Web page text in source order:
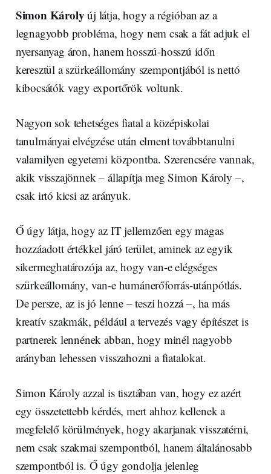
Simon Károly új látja, hogy a régióban az a
legnagyobb probléma, hogy nem csak a fát adjuk el
nyersanyag áron, hanem hosszú-hosszú időn
keresztül a szürkeállomány szempontjából is nettó
kibocsátók vagy exportőrök voltunk.
Nagyon sok tehetséges fiatal a középiskolai
tanulmányai elvégzése után elment továbbtanulni
valamilyen egyetemi központba. Szerencsére vannak,
akik visszajönnek – állapítja meg Simon Károly –,
csak irtó kicsi az arányuk.
Ő úgy látja, hogy az IT jellemzően egy magas
hozzáadott értékkel járó terület, aminek az egyik
sikermeghatározója az, hogy van-e elégséges
szürkeállomány, van-e humánerőforrás-utánpótlás.
De persze, az is jó lenne – teszi hozzá –, ha más
kreatív szakmák, például a tervezés vagy építészet is
partnerek lennének abban, hogy minél nagyobb
arányban lehessen visszahozni a fiatalokat.
Simon Károly azzal is tisztában van, hogy ez azért
egy összetettebb kérdés, mert ahhoz kellenek a
megfelelő körülmények, hogy akarjanak visszatérni,
nem csak szakmai szempontból, hanem általánosabb
szempontból is. Ő úgy gondolja jelenleg